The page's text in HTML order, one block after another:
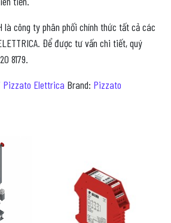
là công ty phân phối chính thức tất cả các
Để được tư vấn chi tiết, quý
8179.
Elettrica Brand: Pizzato